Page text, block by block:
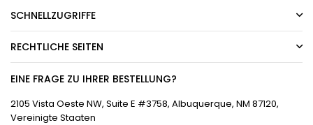
SCHNELLZUGRIFFE
RECHTLICHE SEITEN
EINE FRAGE ZU IHRER BESTELLUNG?
2105 Vista Oeste NW, Suite E #3758, Albuquerque, NM 87120,
Vereinigte Staaten